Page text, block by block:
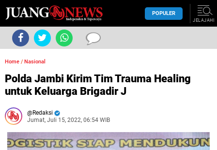
POPULER
JELAJAHI
Home / Nasional
Polda Jambi Kirim Tim Trauma Healing
untuk Keluarga Brigadir J
Redaksi
Jumat, Juli 15, 2022, 06:54 WIB